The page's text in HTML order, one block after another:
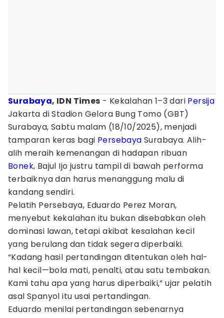
Surabaya, IDN Times - Kekalahan 1–3 dari Persija
Jakarta di Stadion Gelora Bung Tomo (GBT)
Surabaya, Sabtu malam (18/10/2025), menjadi
tamparan keras bagi Persebaya Surabaya. Alih-
alih meraih kemenangan di hadapan ribuan
Bonek, Bajul Ijo justru tampil di bawah performa
terbaiknya dan harus menanggung malu di
kandang sendiri.
Pelatih Persebaya, Eduardo Perez Moran,
menyebut kekalahan itu bukan disebabkan oleh
dominasi lawan, tetapi akibat kesalahan kecil
yang berulang dan tidak segera diperbaiki.
“Kadang hasil pertandingan ditentukan oleh hal-
hal kecil—bola mati, penalti, atau satu tembakan.
Kami tahu apa yang harus diperbaiki,” ujar pelatih
asal Spanyol itu usai pertandingan.
Eduardo menilai pertandingan sebenarnya